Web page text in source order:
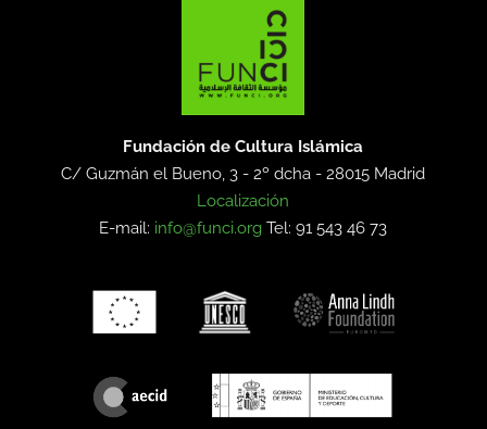
Fundación de Cultura Islámica
C/ Guzmán el Bueno, 3 - 2º dcha -28015 Madrid
Localización
E-mail: info@funci.org Tel: 91 543 46 73